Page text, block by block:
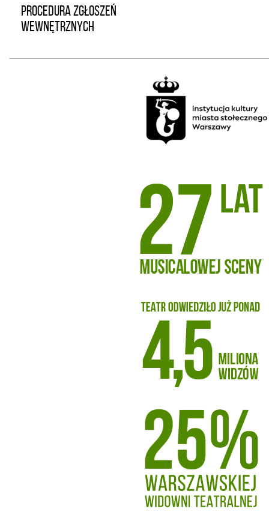
PROCEDURA ZGŁOSZEŃ
WEWNĘTRZNYCH